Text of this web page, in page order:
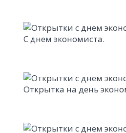
С днем экономиста.
Открытка на день